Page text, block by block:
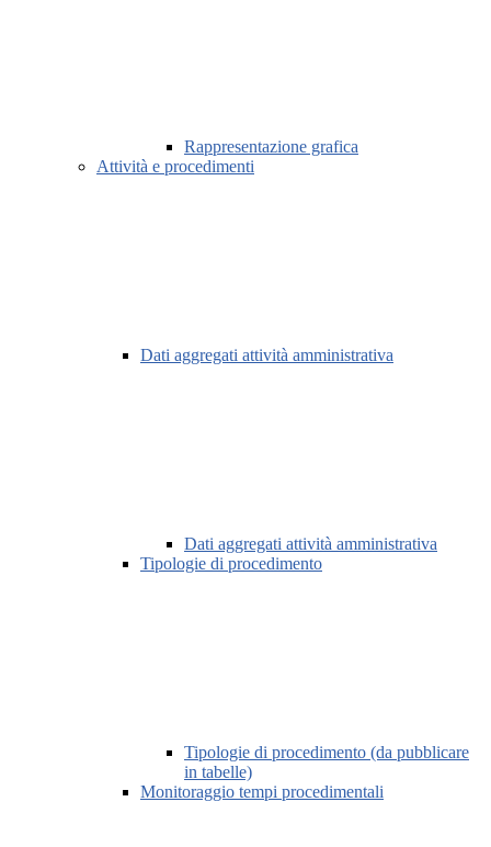
Rappresentazione grafica
Attività e procedimenti
Dati aggregati attività amministrativa
Dati aggregati attività amministrativa
Tipologie di procedimento
Tipologie di procedimento (da pubblicare
in tabelle)
Monitoraggio tempi procedimentali